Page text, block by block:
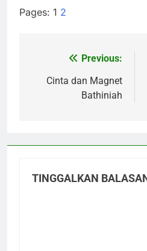
Pages: 1 2
Navigasi
pos
Previous:
Cinta dan Magnet
Bathiniah
TINGGALKAN